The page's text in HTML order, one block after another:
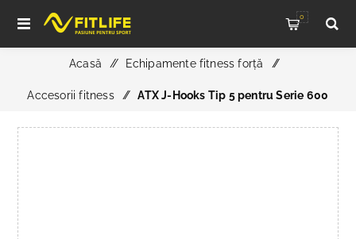
0
Acasă / Echipamente fitness forță /
Accesorii fitness / ATX J-Hooks Tip 5 pentru Serie 600